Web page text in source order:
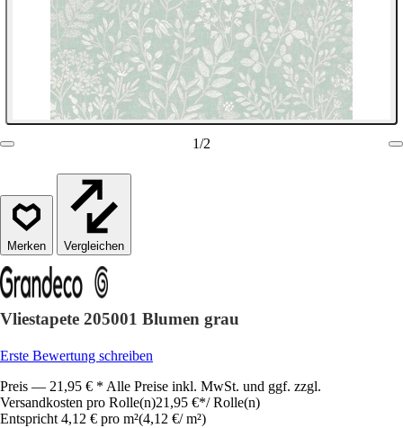
1/2
Vergleichen
Vliestapete 205001 Blumen grau
Erste Bewertung schreiben
Preis — 21,95 € * Alle Preise inkl. MwSt. und ggf. zzgl.
Versandkosten pro Rolle(n)21,95 €*/ Rolle(n)
Entspricht 4,12 € pro m²(4,12 €/ m²)